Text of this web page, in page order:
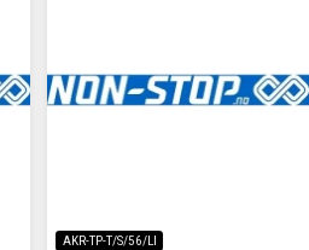
AKR-TP-T/S/56/LI